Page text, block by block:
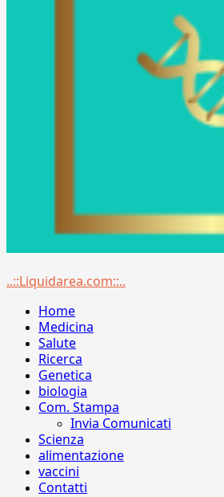
Menu
..::Liquidarea.com::..
Home
Medicina
Salute
Ricerca
Genetica
biologia
Com. Stampa
Invia Comunicati
Scienza
alimentazione
vaccini
Contatti